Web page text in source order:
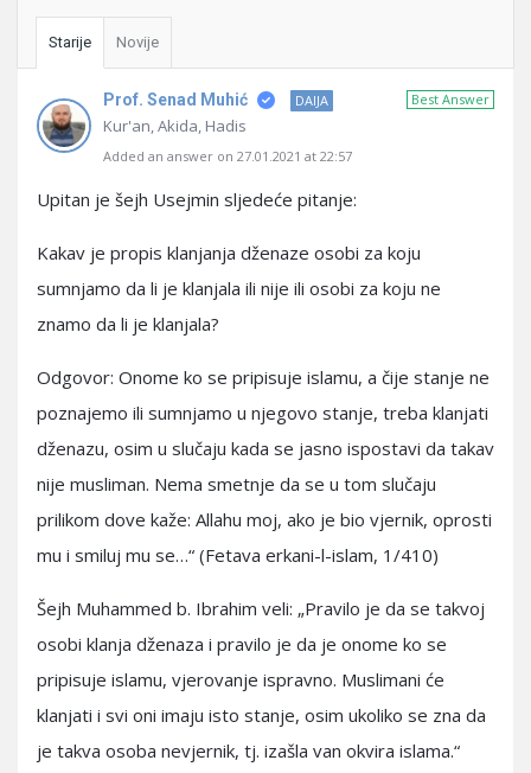
Starije Novije
Best Answer
Prof. Senad Muhić DAIJA
Kur'an, Akida, Hadis
Added an answer on 27.01.2021 at 22:57
Upitan je šejh Usejmin sljedeće pitanje:
Kakav je propis klanjanja dženaze osobi za koju
sumnjamo da li je klanjala ili nije ili osobi za koju ne
znamo da li je klanjala?
Odgovor: Onome ko se pripisuje islamu, a čije stanje ne
poznajemo ili sumnjamo u njegovo stanje, treba klanjati
dženazu, osim u slučaju kada se jasno ispostavi da takav
nije musliman. Nema smetnje da se u tom slučaju
prilikom dove kaže: Allahu moj, ako je bio vjernik, oprosti
mu i smiluj mu se…“ (Fetava erkani-l-islam, 1/410)
Šejh Muhammed b. Ibrahim veli: „Pravilo je da se takvoj
osobi klanja dženaza i pravilo je da je onome ko se
pripisuje islamu, vjerovanje ispravno. Muslimani će
klanjati i svi oni imaju isto stanje, osim ukoliko se zna da
je takva osoba nevjernik, tj. izašla van okvira islama.“